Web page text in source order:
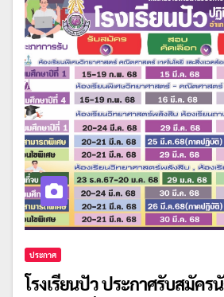
ประกาศ
โรงเรียนปัว ประกาศรับสมัคร